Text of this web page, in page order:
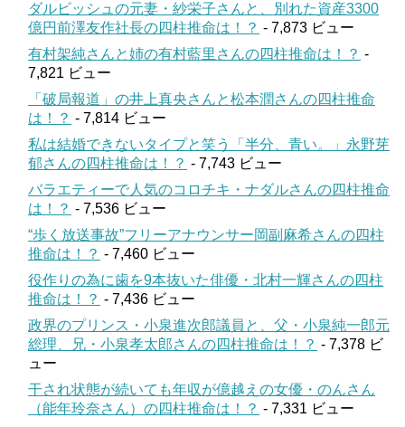
ダルビッシュの元妻・紗栄子さんと、別れた資産3300
億円前澤友作社長の四柱推命は！？ - 7,873 ビュー
有村架純さんと姉の有村藍里さんの四柱推命は！？ -
7,821 ビュー
「破局報道」の井上真央さんと松本潤さんの四柱推命
は！？ - 7,814 ビュー
私は結婚できないタイプと笑う「半分、青い。」永野芽
郁さんの四柱推命は！？ - 7,743 ビュー
バラエティーで人気のコロチキ・ナダルさんの四柱推命
は！？ - 7,536 ビュー
“歩く放送事故”フリーアナウンサー岡副麻希さんの四柱
推命は！？ - 7,460 ビュー
役作りの為に歯を9本抜いた俳優・北村一輝さんの四柱
推命は！？ - 7,436 ビュー
政界のプリンス・小泉進次郎議員と、父・小泉純一郎元
総理、兄・小泉孝太郎さんの四柱推命は！？ - 7,378 ビ
ュー
干され状態が続いても年収が億越えの女優・のんさん
（能年玲奈さん）の四柱推命は！？ - 7,331 ビュー